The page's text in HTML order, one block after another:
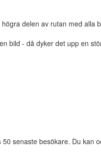
delen av rutan med alla
bild - då dyker det upp en
50 senaste besökare. Du kan